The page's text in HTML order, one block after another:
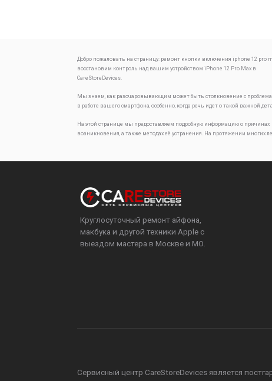
Добро пожаловать на страницу: ремонт кнопки включения iphone 12 pro
восстановим контроль над вашим устройством iPhone 12 Pro Max в
CareStoreDevices.
Мы знаем, как разочаровывающим может быть столкновение с
в работе вашего смартфона, особенно, когда речь идет о такой важной
На этой странице мы предоставляем подробную информацию о причинах
возникновения, а также методах её устранения. На протяжении многих
Круглосуточный ремонт айфона,
макбука и другой техники Apple с
выездом мастера в Москве и МО.
Сервисный центр CareStoreDevices является